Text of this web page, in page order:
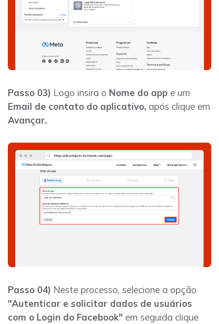
Passo 03) Logo insira o Nome do app e um
Email de contato do aplicativo, após clique em
Avançar.
Passo 04) Neste processo, selecione a opção
"Autenticar e solicitar dados de usuários
com o Login do Facebook" em seguida clique